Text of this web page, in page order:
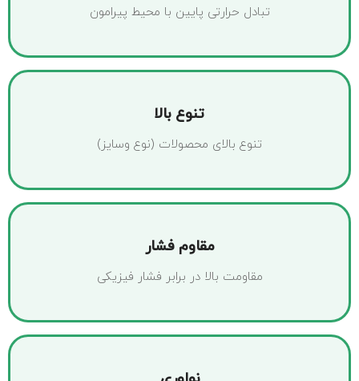
تبادل حرارتی پایین با محیط پیرامون
تنوع بالا
تنوع بالای محصولات (نوع وسایز)
مقاوم فشار
مقاومت بالا در برابر فشار فیزیکی